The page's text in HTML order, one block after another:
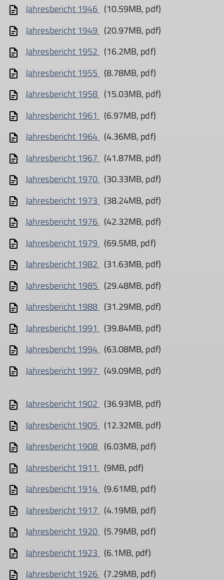
Jahresbericht 1946 (10.59MB, pdf)
Jahresbericht 1949 (20.97MB, pdf)
Jahresbericht 1952 (16.2MB, pdf)
Jahresbericht 1955 (8.78MB, pdf)
Jahresbericht 1958 (15.03MB, pdf)
Jahresbericht 1961
(6.97MB, pdf)
Jahresbericht 1964 (4.36MB, pdf)
Jahresbericht 1967 (41.87MB, pdf)
Jahresbericht 1970 (30.33MB, pdf)
Jahresbericht 1973 (38.24MB, pdf)
Jahresbericht 1976 (42.32MB, pdf)
Jahresbericht 1979 (69.5MB, pdf)
Jahresbericht 1982 (31.63MB, pdf)
Jahresbericht 1985 (29.48MB, pdf)
Jahresbericht 1988 (31.29MB, pdf)
Jahresbericht 1991
(39.84MB, pdf)
Jahresbericht 1994 (63.08MB, pdf)
Jahresbericht 1997 (49.09MB, pdf)
Jahresbericht 1902 (36.93MB, pdf)
Jahresbericht 1905 (12.32MB, pdf)
Jahresbericht 1908 (6.03MB, pdf)
Jahresbericht 1911
(9MB, pdf)
Jahresbericht 1914 (9.61MB, pdf)
Jahresbericht 1917 (4.19MB, pdf)
Jahresbericht 1920 (5.79MB, pdf)
Jahresbericht 1923 (6.1MB, pdf)
Jahresbericht 1926 (7.29MB, pdf)